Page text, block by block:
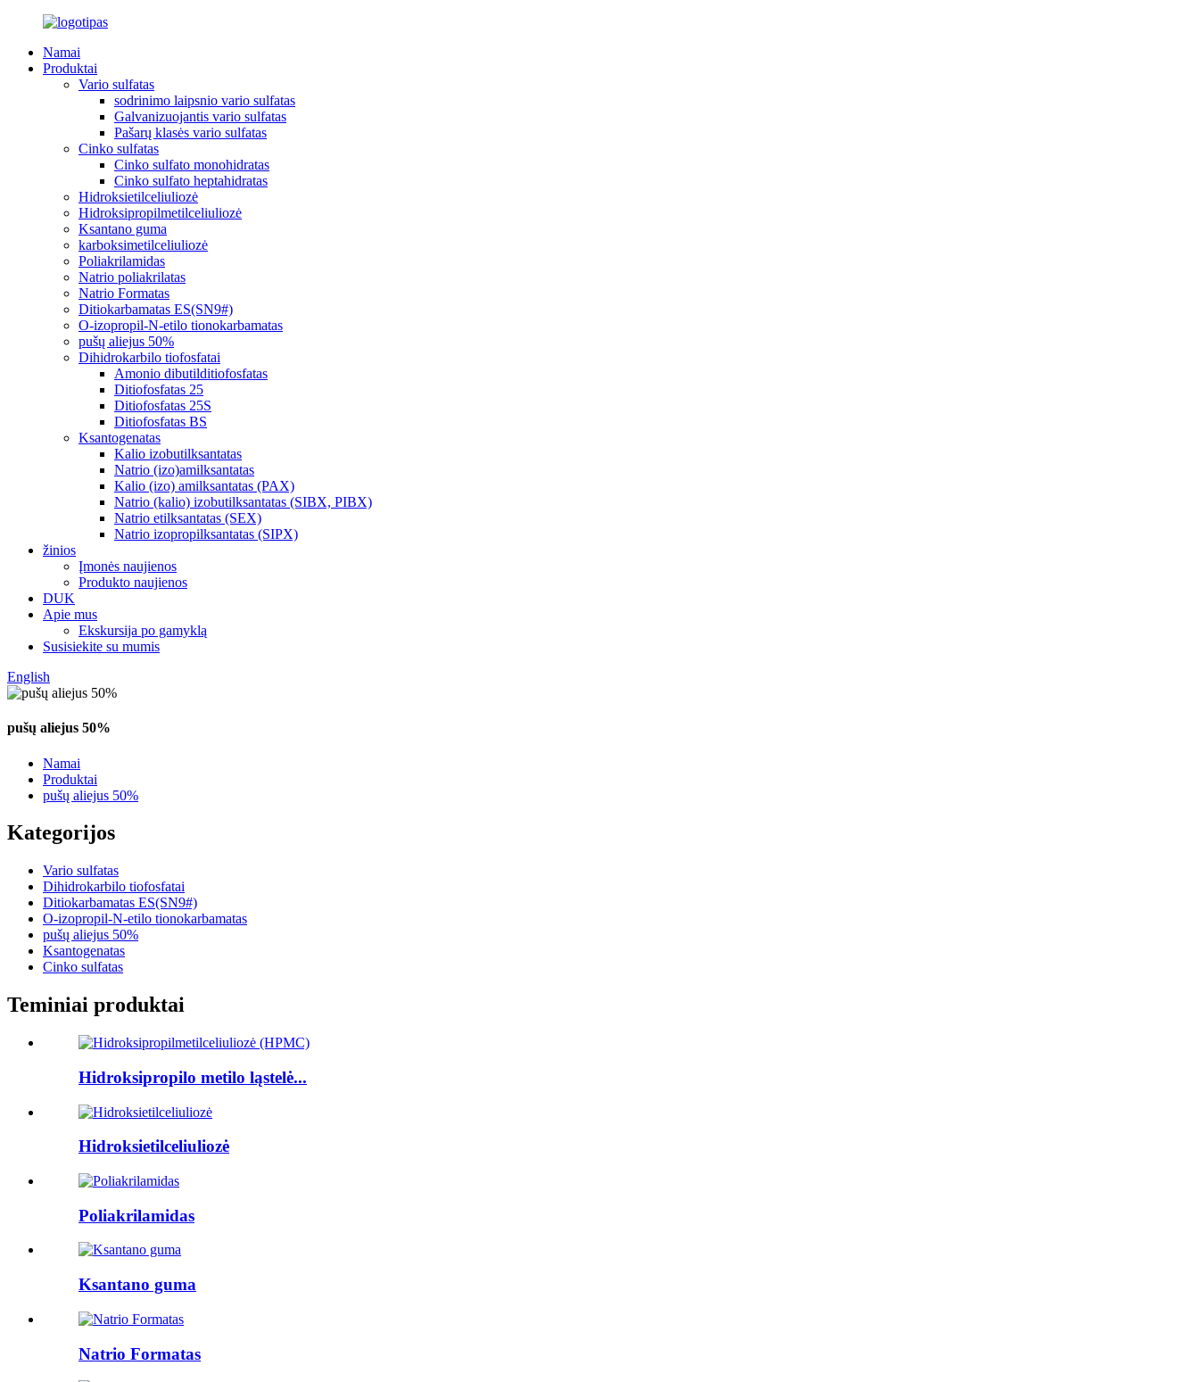
Namai
Produktai
Vario sulfatas
sodrinimo laipsnio vario sulfatas
Galvanizuojantis vario sulfatas
Pašarų klasės vario sulfatas
Cinko sulfatas
Cinko sulfato monohidratas
Cinko sulfato heptahidratas
Hidroksietilceliuliozė
Hidroksipropilmetilceliuliozė
Ksantano guma
karboksimetilceliuliozė
Poliakrilamidas
Natrio poliakrilatas
Natrio Formatas
Ditiokarbamatas ES(SN9#)
O-izopropil-N-etilo tionokarbamatas
pušų aliejus 50%
Dihidrokarbilo tiofosfatai
Amonio dibutilditiofosfatas
Ditiofosfatas 25
Ditiofosfatas 25S
Ditiofosfatas BS
Ksantogenatas
Kalio izobutilksantatas
Natrio (izo)amilksantatas
Kalio (izo) amilksantatas (PAX)
Natrio (kalio) izobutilksantatas (SIBX, PIBX)
Natrio etilksantatas (SEX)
Natrio izopropilksantatas (SIPX)
žinios
Įmonės naujienos
Produkto naujienos
DUK
Apie mus
Ekskursija po gamyklą
Susisiekite su mumis
English
pušų aliejus 50%
Namai
Produktai
pušų aliejus 50%
Kategorijos
Vario sulfatas
Dihidrokarbilo tiofosfatai
Ditiokarbamatas ES(SN9#)
O-izopropil-N-etilo tionokarbamatas
pušų aliejus 50%
Ksantogenatas
Cinko sulfatas
Teminiai produktai
Hidroksipropilo metilo ląstelė...
Hidroksietilceliuliozė
Poliakrilamidas
Ksantano guma
Natrio Formatas